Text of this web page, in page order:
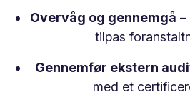
Overvåg og gennemgå –
tilpas
Gennemfør ekstern
med et